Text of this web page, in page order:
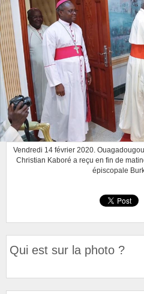
Vendredi 14 février 2020.
Christian Kaboré a reçu en fin de
épiscopale
Qui est sur la photo ?